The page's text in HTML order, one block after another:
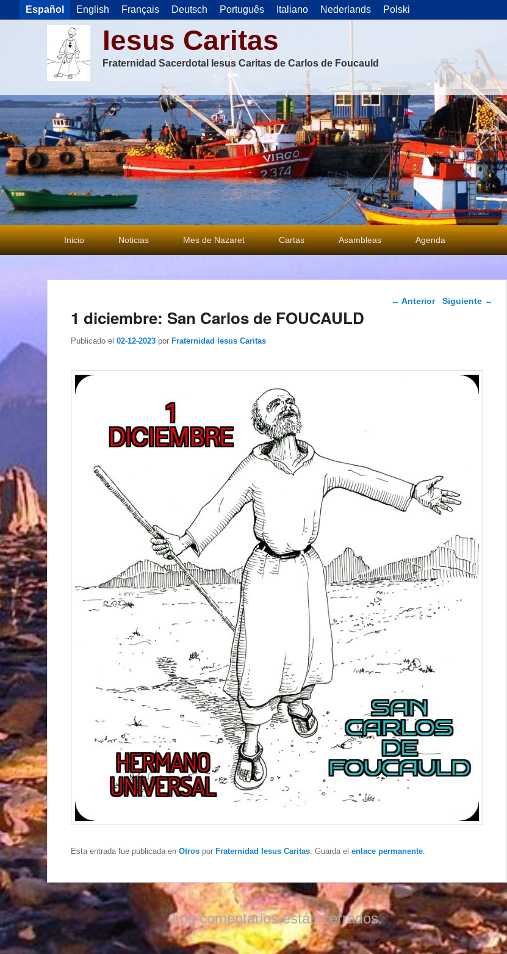
Español English Français Deutsch Português Italiano Nederlands Polski
Iesus Caritas
Fraternidad Sacerdotal Iesus Caritas de Carlos de Foucauld
Menú
principal
Inicio Noticias Mes de Nazaret Cartas Asambleas Agenda
Navegación de
← Anterior Siguiente →
1 diciembre: San Carlos de FOUCAULD
Publicado el 02-12-2023 por Fraternidad Iesus Caritas
Esta entrada fue publicada en Otros por Fraternidad Iesus Caritas. Guarda el enlace permanente.
Los comentarios están cerrados.